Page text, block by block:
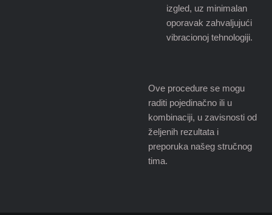
izgled, uz minimalan
oporavak zahvaljujući
vibracionoj tehnologiji.
Ove procedure se mogu
raditi pojedinačno ili u
kombinaciji, u zavisnosti od
željenih rezultata i
preporuka našeg stručnog
tima.